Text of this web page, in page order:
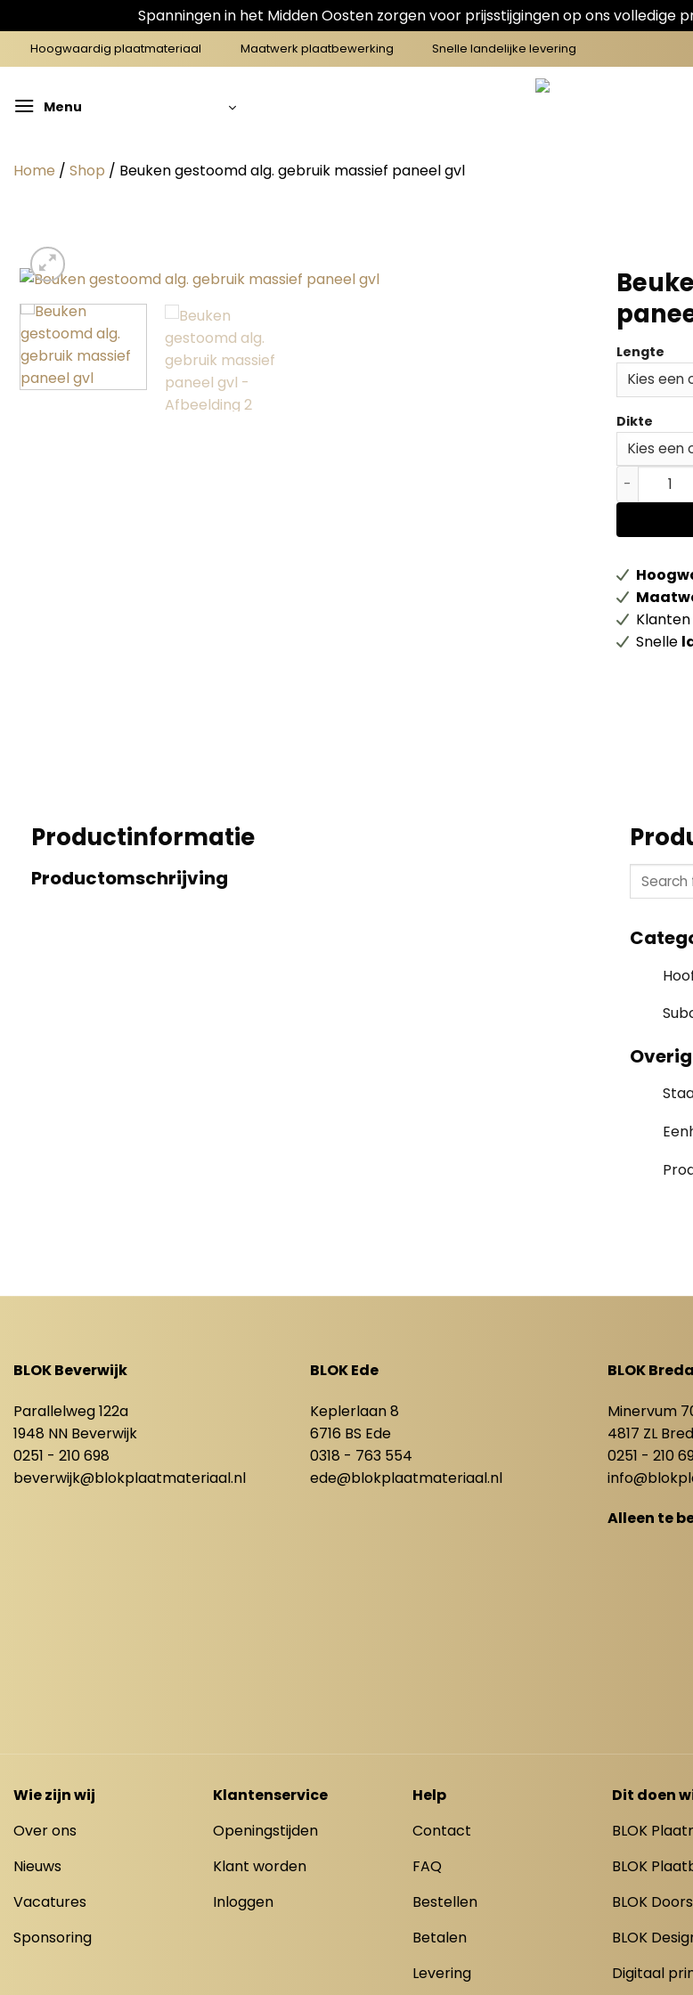
Spanningen in het Midden Oosten zorgen voor prijsstijgingen op ons volledige
naar
Hoogwaardig plaatmateriaal Maatwerk plaatbewerking Snelle landelijke levering
Menu
Home / Shop / Beuken gestoomd alg. gebruik massief paneel gvl
Lengte
Dikte
Beuken
Snelle
Productinformatie
Productomschrijving
Overig
BLOK Beverwijk
Parallelweg 122a
1948 NN Beverwijk
0251 - 210 698
beverwijk@blokplaatmateriaal.nl
BLOK Ede
Keplerlaan 8
6716 BS Ede
0318 - 763 554
ede@blokplaatmateriaal.nl
BLOK Breda
Minervum
4817 ZL
0251 - 210
Alleen te
Wie zijn wij
Over ons
Nieuws
Vacatures
Sponsoring
Klantenservice
Openingstijden
Klant worden
Inloggen
Help
Contact
FAQ
Bestellen
Betalen
Levering
Dit doen
BLOK
BLOK
BLOK Doors
BLOK
Digitaal